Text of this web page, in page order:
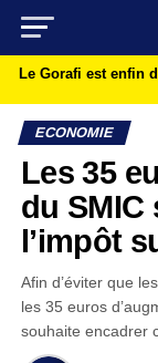
Le Gorafi est enfin
ECONOMIE
Les 35
du
l’impôt
Afin d’éviter que
les 35 euros
souhaite encadrer